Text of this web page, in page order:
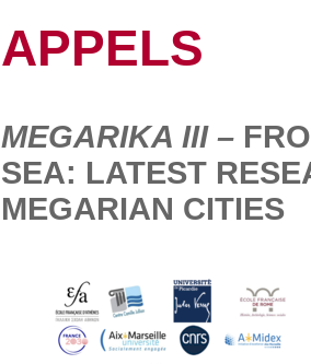
APPELS
MEGARIKA III –
SEA: LATEST
MEGARIAN CITIES